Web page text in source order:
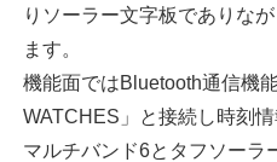
りソーラー文字板でありな
ます。
機能面ではBluetooth通信機
WATCHES」と接続し時刻情
マルチバンド6とタフソーラ